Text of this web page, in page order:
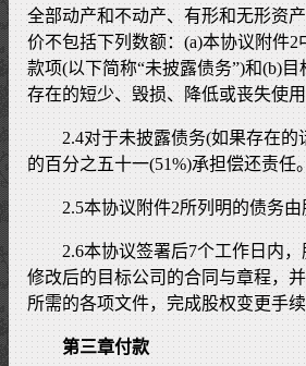
全部动产和不动产、有形和无形资
价不包括下列数额：(a)本协议附件
款项(以下简称“未披露债务”)和(b)
存在的短少、毁损、降低或丧失使
2.4对于未披露债务(如果存在
的百分之五十一(51%)承担偿还责任
2.5本协议附件2所列明的债务
2.6本协议签署后7个工作日内
修改后的目标公司的合同与章程，
所需的各项文件，完成股权变更手
第三章付款